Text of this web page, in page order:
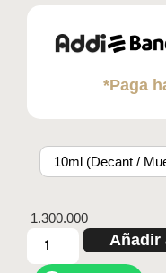
*Paga
10ml (Decant /
1.300.000
Añadir